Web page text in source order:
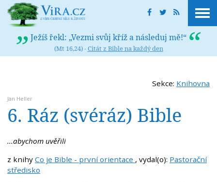
Ježíš řekl: „Vezmi svůj kříž a následuj mě!“
(Mt 16,24) -Citát z Bible na každý den
Sekce: Knihovna
Jan Heller
6. Ráz (svéráz) Bible
...abychom uvěřili
z knihy Co je Bible - první orientace , vydal(o): Pastorační
středisko